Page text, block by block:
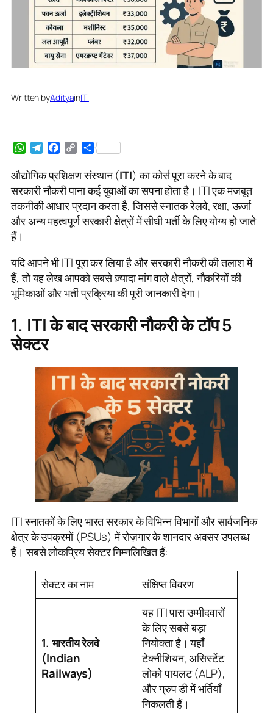
Written byAdityainITI
WhatsApp
TelegramFacebook
CopyShare
औद्योगिक प्रशिक्षण संस्थान (ITI) का कोर्स पूरा करने के बाद
सरकारी नौकरी पाना कई युवाओं का सपना होता है। ITI एक मजबूत
तकनीकी आधार प्रदान करता है, जिससे स्नातक रेलवे, रक्षा, ऊर्जा
और अन्य महत्वपूर्ण सरकारी क्षेत्रों में सीधी भर्ती के लिए योग्य हो जाते
हैं।
यदि आपने भी ITI पूरा कर लिया है और सरकारी नौकरी की तलाश में
हैं, तो यह लेख आपको सबसे ज़्यादा मांग वाले क्षेत्रों, नौकरियों की
भूमिकाओं और भर्ती प्रक्रिया की पूरी जानकारी देगा।
1. ITI के बाद सरकारी नौकरी के टॉप 5
सेक्टर
ITI स्नातकों के लिए भारत सरकार के विभिन्न विभागों और सार्वजनिक
क्षेत्र के उपक्रमों (PSUs) में रोज़गार के शानदार अवसर उपलब्ध
हैं। सबसे लोकप्रिय सेक्टर निम्नलिखित हैं:
सेक्टर का नाम संक्षिप्त विवरण
1. भारतीय रेलवे
(Indian
Railways)
यह ITI पास उम्मीदवारों
के लिए सबसे बड़ा
नियोक्ता है। यहाँ
टेक्नीशियन, असिस्टेंट
लोको पायलट (ALP),
और ग्रुप डी में भर्तियाँ
निकलती हैं।